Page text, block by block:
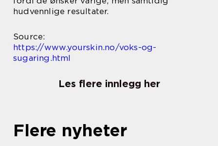
hudvennlige resultater.
Source:
https://www.yourskin.no/voks-og-
sugaring.html
Les flere innlegg her
Flere nyheter